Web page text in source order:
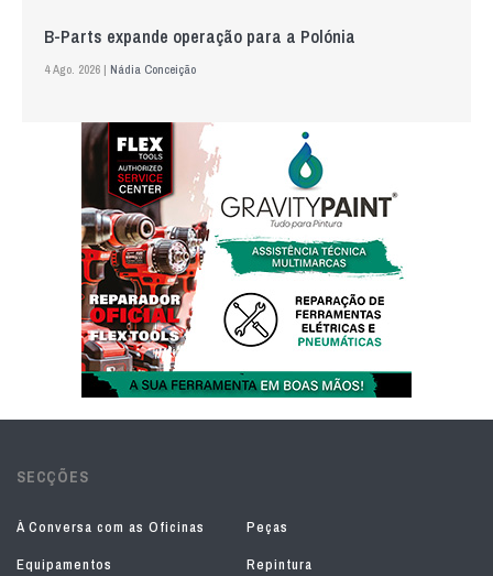
B-Parts expande operação para a Polónia
4 Ago. 2026 | Nádia Conceição
SECÇÕES
À Conversa com as Oficinas
Peças
Equipamentos
Repintura